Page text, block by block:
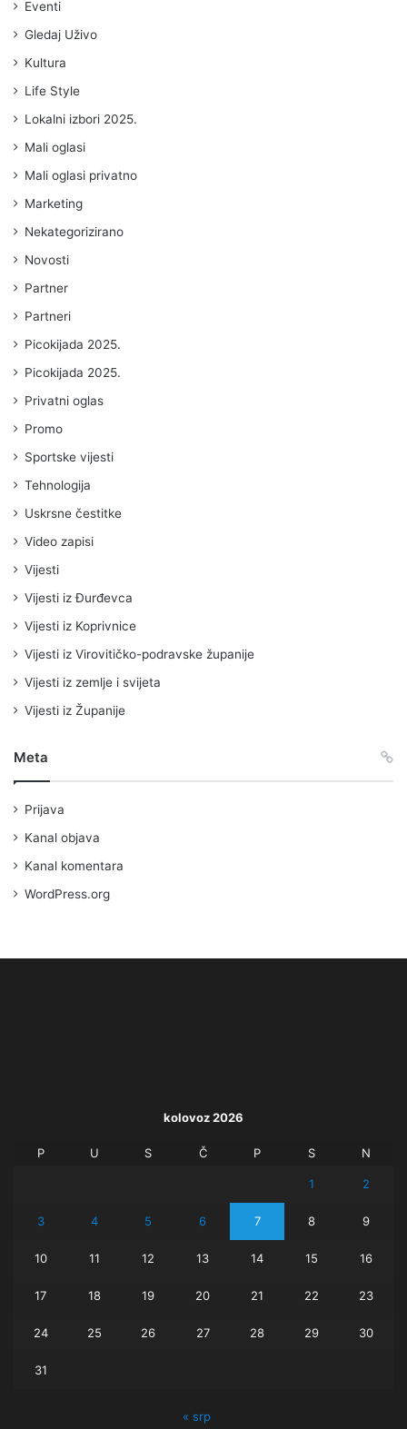
Eventi
Gledaj Uživo
Kultura
Life Style
Lokalni izbori 2025.
Mali oglasi
Mali oglasi privatno
Marketing
Nekategorizirano
Novosti
Partner
Partneri
Picokijada 2025.
Picokijada 2025.
Privatni oglas
Promo
Sportske vijesti
Tehnologija
Uskrsne čestitke
Video zapisi
Vijesti
Vijesti iz Đurđevca
Vijesti iz Koprivnice
Vijesti iz Virovitičko-podravske županije
Vijesti iz zemlje i svijeta
Vijesti iz Županije
Meta
Prijava
Kanal objava
Kanal komentara
WordPress.org
kolovoz 2026
P U S Č P S N
1 2
3 4 5 6 7 8 9
10 11 12 13 14 15 16
17 18 19 20 21 22 23
24 25 26 27 28 29 30
31
« srp